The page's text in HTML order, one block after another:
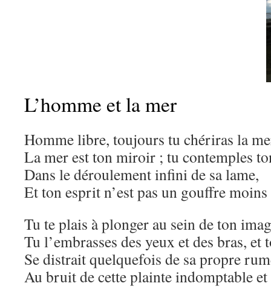
L’homme et la mer
Homme libre, toujours tu chériras la
La mer est ton miroir ; tu contemples
Dans le déroulement infini de sa lame,
Et ton esprit n’est pas un gouffre moins
Tu te plais à plonger au sein de ton
Tu l’embrasses des yeux et des bras, et
Se distrait quelquefois de sa propre
Au bruit de cette plainte indomptable et